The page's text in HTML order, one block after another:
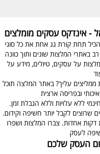
אינדקס עסקים מומלצים
תחת קורת גג אחת את כל סוגי
באתרי המלצות שונים ותוך כוונה
על עסקים, טיולים, מידע על
ממליצים עליך? באתר המלצה תוכל
ובפריסה ארצית
ללא עלויות וללא הגבלת זמן.
לקבל יותר חשיפה וקידום.
אחדות. צברו המלצות ושפרו
לעסק
העסק שלכם